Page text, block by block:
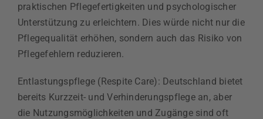
praktischen Pflegefertigkeiten und psychologischer
Unterstützung zu erleichtern. Dies würde nicht nur die
Pflegequalität erhöhen, sondern auch das Risiko von
Pflegefehlern reduzieren.
Entlastungspflege (Respite Care): Deutschland bietet
bereits Kurzzeit- und Verhinderungspflege an, aber
die Nutzungsmöglichkeiten und Zugänge sind oft